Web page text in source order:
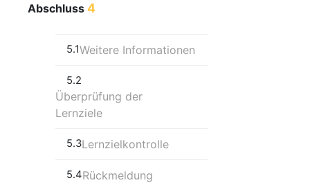
Abschluss 4
5.1Weitere Informationen
5.2
Überprüfung der
Lernziele
5.3Lernzielkontrolle
5.4Rückmeldung